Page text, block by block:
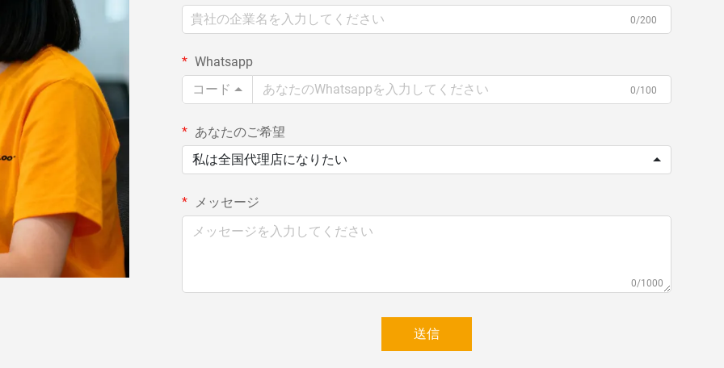
0/200
Whatsapp
コード
0/100
あなたのご希望
私は全国代理店になりたい
メッセージ
0/1000
送信